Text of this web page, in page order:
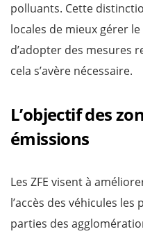
polluants. Cette
locales de mieux gérer
d’adopter des mesures
cela s’avère nécessaire.
L’objectif des
émissions
Les ZFE visent à
l’accès des véhicules
parties des